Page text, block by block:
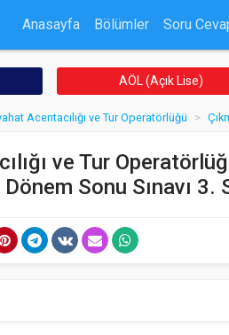
Anasayfa Bölümler Soru
AÖL (Açık Lise)
Acentacılığı ve Tur Operatörlüğü
ve Tur
Sonu Sınavı 3.